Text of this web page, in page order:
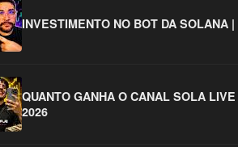
INVESTIMENTO NO BOT DA SOLANA
QUANTO GANHA O CANAL SOLA
2026